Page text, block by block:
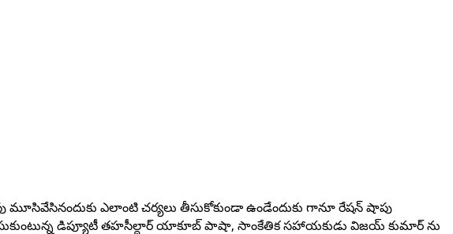
మూసివేసినందుకు ఎలాంటి చర్యలు తీసుకోకుండా ఉండేందుకు గానూ రేషన్ షాపు
డిప్యూటీ తహసీల్దార్ యాకూబ్ పాషా, సాంకేతిక సహాయకుడు విజయ్ కుమార్ ను